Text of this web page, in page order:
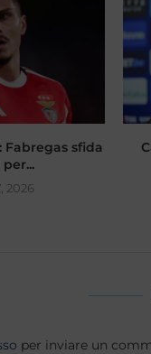
Fabregas sfida
2026
per inviare un